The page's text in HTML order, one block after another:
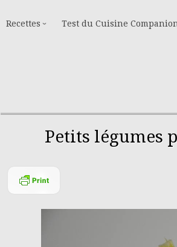
Recettes Test du Cuisine
Petits légumes